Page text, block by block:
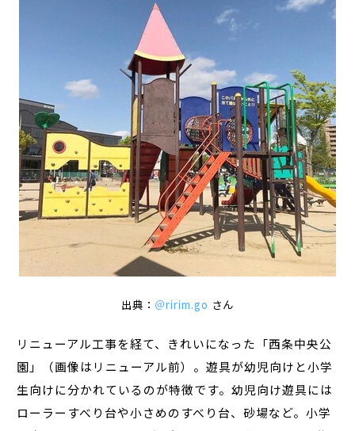
出典： ＠ririm.go さん
リニューアル工事を経て、きれいになった「西条中央公
園」（画像はリニューアル前）。遊具が幼児向けと小学
生向けに分かれているのが特徴です。幼児向け遊具には
ローラーすべり台や小さめのすべり台、砂場など。小学